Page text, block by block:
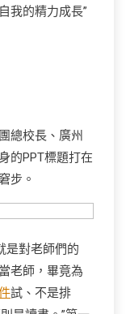
我的精力成長”
總校長、廣州
的PPT標題打在
步。
是對老師們的
老師，畢竟為
試、不是排